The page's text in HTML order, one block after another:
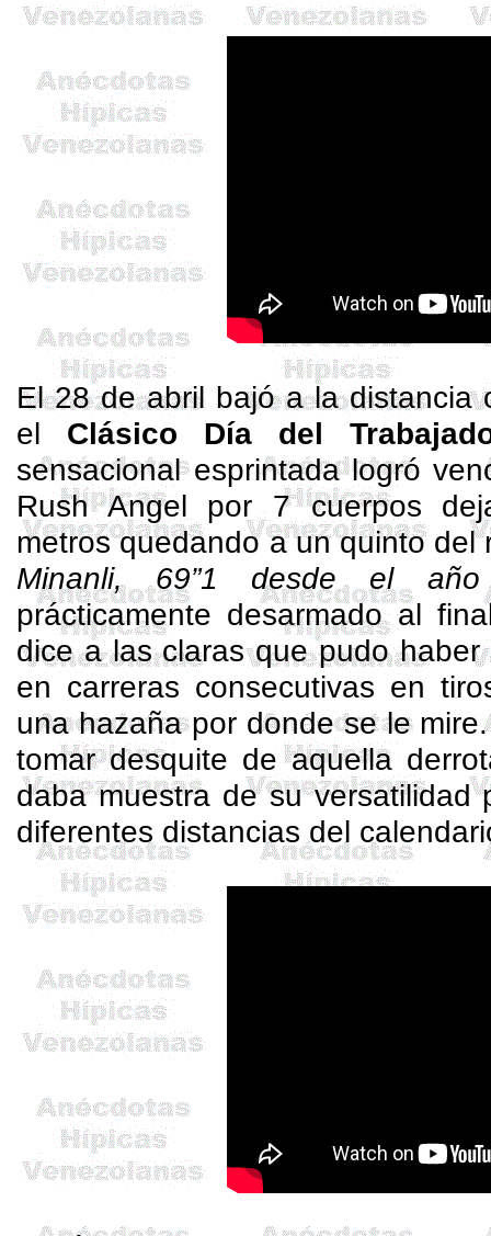
El 28 de abril bajó a la distancia
el Clásico Día del
sensacional esprintada logró
RushAngel por 7 cuerpos
metros quedando a un quinto del
Minanli, 69”1 desde el
prácticamente desarmado al
dice a las claras que pudo
en carreras consecutivas en
una hazaña por donde se le
tomar desquite de aquella
daba muestra de su versatilidad
diferentes distancias del